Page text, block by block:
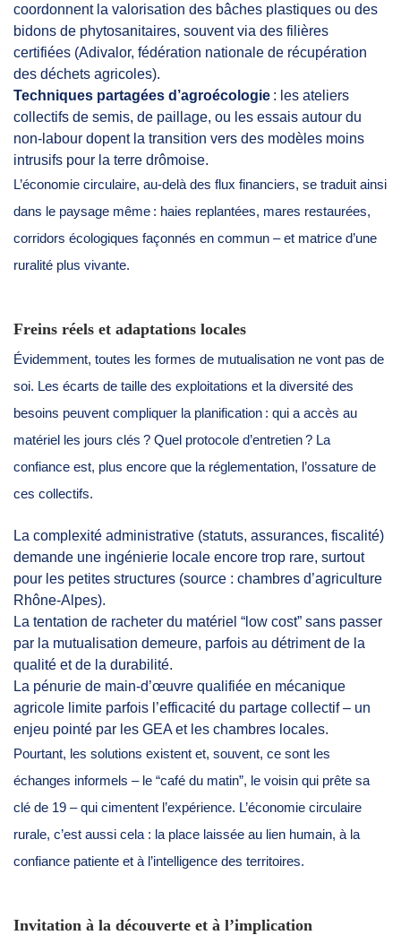
coordonnent la valorisation des bâches plastiques ou des
bidons de phytosanitaires, souvent via des filières
certifiées (Adivalor, fédération nationale de récupération
des déchets agricoles).
Techniques partagées d’agroécologie : les ateliers
collectifs de semis, de paillage, ou les essais autour du
non-labour dopent la transition vers des modèles moins
intrusifs pour la terre drômoise.
L’économie circulaire, au-delà des flux financiers, se traduit ainsi
dans le paysage même : haies replantées, mares restaurées,
corridors écologiques façonnés en commun – et matrice d’une
ruralité plus vivante.
Freins réels et adaptations locales
Évidemment, toutes les formes de mutualisation ne vont pas de
soi. Les écarts de taille des exploitations et la diversité des
besoins peuvent compliquer la planification : qui a accès au
matériel les jours clés ? Quel protocole d’entretien ? La
confiance est, plus encore que la réglementation, l’ossature de
ces collectifs.
La complexité administrative (statuts, assurances, fiscalité)
demande une ingénierie locale encore trop rare, surtout
pour les petites structures (source : chambres d’agriculture
Rhône-Alpes).
La tentation de racheter du matériel “low cost” sans passer
par la mutualisation demeure, parfois au détriment de la
qualité et de la durabilité.
La pénurie de main-d’œuvre qualifiée en mécanique
agricole limite parfois l’efficacité du partage collectif – un
enjeu pointé par les GEA et les chambres locales.
Pourtant, les solutions existent et, souvent, ce sont les
échanges informels – le “café du matin”, le voisin qui prête sa
clé de 19 – qui cimentent l’expérience. L’économie circulaire
rurale, c’est aussi cela : la place laissée au lien humain, à la
confiance patiente et à l’intelligence des territoires.
Invitation à la découverte et à l’implication